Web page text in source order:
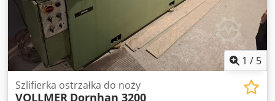
najważniejsza jest kontrola temperatury ostrza.
Wbudowany system chłodzenia cieczą skutecznie
odprowadza ciepło powstające podczas szlifowania,
chroniąc materiał przed przegrzaniem i utratą właściwości
tnących. Dzięki chłodzeniu ostrzone noże zachowują
odpowiednią geometrię, dłużej utrzymują ostrość i
gwarantują wysoką jakość pracy po zamontowaniu w
dopasować parametry pracy do rodzaju materiału,
wymaganej dokładności oraz oczekiwanej jakości
wykończenia powierzchni. Dksdpfozr H Naex Ad Rjr
Dostepny jest inny model z wiekszym wymiarem stolu
roboczego SMP40100AHD 406×1020 mm - cena 26 000
euro.
1 / 5
Szlifierka ostrzałka do noży
VOLLMER Dornhan 3200